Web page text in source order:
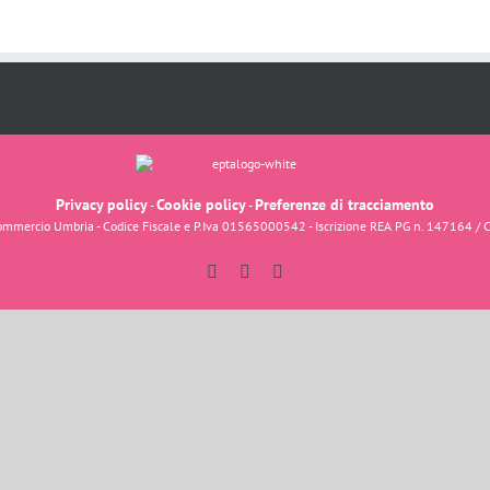
Privacy policy-Cookie policy-Preferenze di tracciamento
Umbria - Codice Fiscale e P.Iva 01565000542 - Iscrizione REA PG n. 147164
FacebookInstagram